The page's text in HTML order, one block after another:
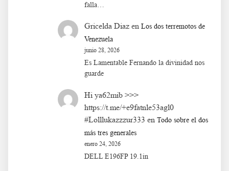
falla…
Gricelda Diaz en Los dos terremotos de
Venezuela
junio 28, 2026
Es Lamentable Fernando la divinidad nos
guarde
Hi ya62mib >>>
https://t.me/+e9fatnle53agl0
#Lolllukazzzur333 en Todo sobre el dos
más tres generales
enero 24, 2026
DELL E196FP 19.1in